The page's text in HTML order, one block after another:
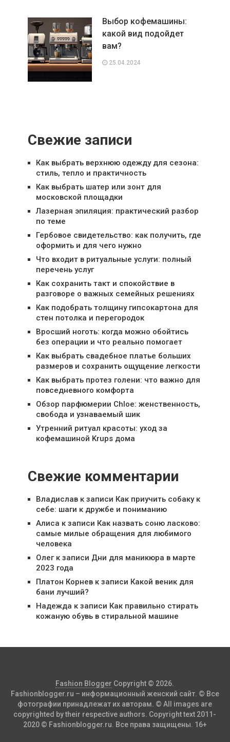
Выбор кофемашины:
какой вид подойдет
вам?
25.04.2024
Свежие записи
Как выбрать верхнюю одежду для сезона:
стиль, тепло и практичность
Как выбрать шатер или зонт для
московской площадки
Лазерная эпиляция: практический разбор
по теме
Гербовое свидетельство: как получить, где
оформить и для чего нужно
Что входит в ритуальные услуги: полный
перечень услуг
Как сохранить такт и спокойствие в
разговоре о важных семейных решениях
Как подобрать толщину гипсокартона для
стен потолка и перегородок
Вросший ноготь: когда можно обойтись
без операции и что реально помогает
Как выбрать свадебное платье больших
размеров и сохранить ощущение легкости
Как выбрать протез голени: что важно для
повседневного комфорта
Обзор парфюмерии Chloe: женственность,
свобода и узнаваемый шик
Утренний ритуал красоты: уход за
кофемашиной Krups дома
Свежие комментарии
Владиславк записи Как приучить собаку к
себе: шаги к дружбе и пониманию
Алиса к записи Как назвать соню ласково:
самые милые обращения для любимого
человека
Олегк записи Дни для маникюра в марте
2023 года
Платон Корневк записи Какой веник для
бани лучший?
Надежда к записи Как правильно стирать
кожаную обувь в стиральной машине
Fashion Blogger Copyright © 2026.
Fashionblogger.ru – информационный женский сайт. © Все
фотографии принадлежат их авторам. © All images are
copyrighted by their respective authors. Copyright text 2011-
2020 © Fashionblogger.ru. Все права защищены. 16+